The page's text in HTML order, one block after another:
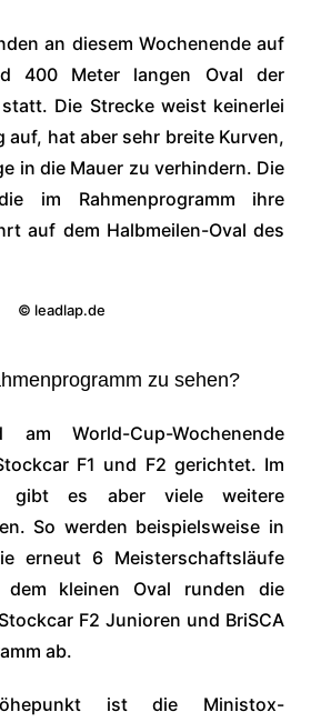
an diesem Wochenende auf
400 Meter langen Oval der
Die Strecke weist keinerlei
auf, hat aber sehr breite Kurven,
in die Mauer zu verhindern. Die
im Rahmenprogramm ihre
auf dem Halbmeilen-Oval des
© leadlap.de
zu sehen?
World-Cup-Wochenende
F1 und F2 gerichtet. Im
gibt es aber viele weitere
So werden beispielsweise in
erneut 6 Meisterschaftsläufe
dem kleinen Oval runden die
F2 Junioren und BriSCA
ab.
ist die Ministox-